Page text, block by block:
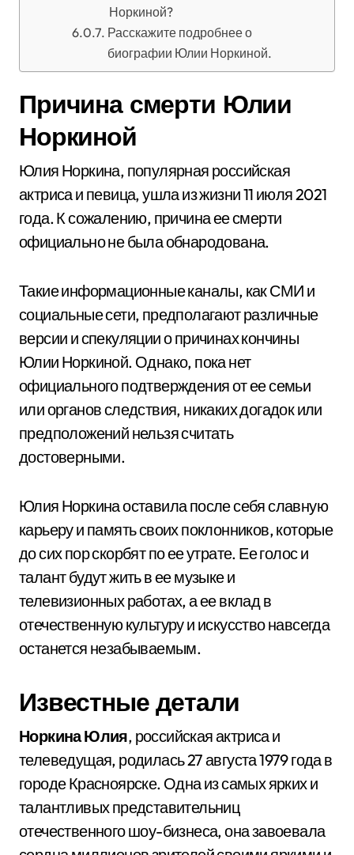
Норкиной?
Расскажите подробнее о
биографии Юлии Норкиной.
Причина смерти Юлии
Норкиной
Юлия Норкина, популярная российская
актриса и певица, ушла из жизни 11 июля 2021
года. К сожалению, причина ее смерти
официально не была обнародована.
Такие информационные каналы, как СМИ и
социальные сети, предполагают различные
версии и спекуляции о причинах кончины
Юлии Норкиной. Однако, пока нет
официального подтверждения от ее семьи
или органов следствия, никаких догадок или
предположений нельзя считать
достоверными.
Юлия Норкина оставила после себя славную
карьеру и память своих поклонников, которые
до сих пор скорбят по ее утрате. Ее голос и
талант будут жить в ее музыке и
телевизионных работах, а ее вклад в
отечественную культуру и искусство навсегда
останется незабываемым.
Известные детали
Норкина Юлия, российская актриса и
телеведущая, родилась 27 августа 1979 года в
городе Красноярске. Одна из самых ярких и
талантливых представительниц
отечественного шоу-бизнеса, она завоевала